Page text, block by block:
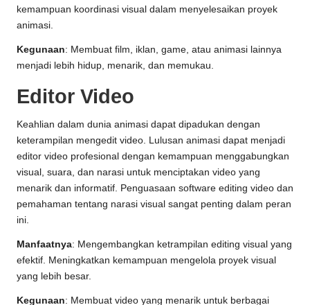
kemampuan koordinasi visual dalam menyelesaikan proyek
animasi.
Kegunaan: Membuat film, iklan, game, atau animasi lainnya
menjadi lebih hidup, menarik, dan memukau.
Editor Video
Keahlian dalam dunia animasi dapat dipadukan dengan
keterampilan mengedit video. Lulusan animasi dapat menjadi
editor video profesional dengan kemampuan menggabungkan
visual, suara, dan narasi untuk menciptakan video yang
menarik dan informatif. Penguasaan software editing video dan
pemahaman tentang narasi visual sangat penting dalam peran
ini.
Manfaatnya: Mengembangkan ketrampilan editing visual yang
efektif. Meningkatkan kemampuan mengelola proyek visual
yang lebih besar.
Kegunaan: Membuat video yang menarik untuk berbagai